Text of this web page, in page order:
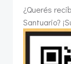
¿Querés
Santuario?